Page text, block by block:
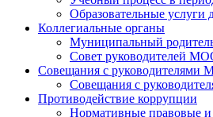
Образовательные услуги
Коллегиальные органы
Муниципальный
Совет руководителей
Совещания с руководителями
Совещания с
Противодействие коррупции
Нормативные правовые